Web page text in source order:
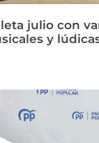
julio con
y